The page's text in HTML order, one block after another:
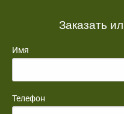
Заказать
Имя
Телефон